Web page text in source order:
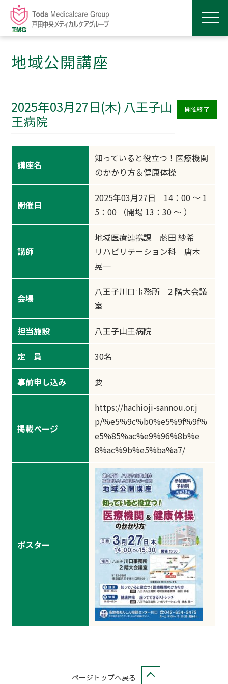
地域公開講座
開催終了
2025年03月27日(木) 八王子山
王病院
講座名
知っていると役立つ！医療機関
のかかり方＆健康体操
開催日
2025年03月27日 14：00 ～ 1
5：00 （開場 13：30 ～ ）
講師
地域医療連携課 藤田 紗希
リハビリテーション科 唐木
晃一
会場
八王子川口事務所 2 階大会議
室
担当施設 八王子山王病院
定 員 30名
事前申し込み 要
掲載ページ
https://hachioji-sannou.or.j
p/%e5%9c%b0%e5%9f%9f%
e5%85%ac%e9%96%8b%e
8%ac%9b%e5%ba%a7/
ポスター
ページトップへ戻る